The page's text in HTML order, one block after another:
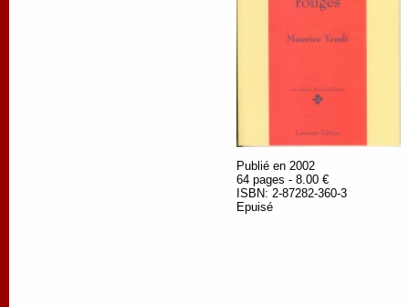
Publié en 2002
64 pages - 8.00 €
ISBN: 2-87282-360-3
Epuisé